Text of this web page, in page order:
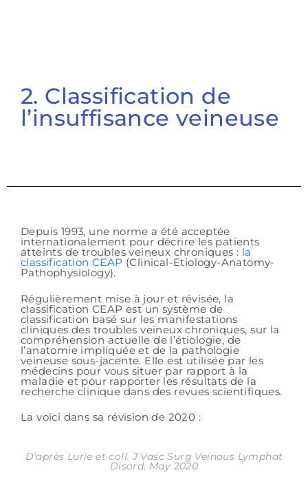
2. Classification de
l’insuffisance veineuse
Depuis 1993, une norme a été acceptée
internationalement pour décrire les patients
atteints de troubles veineux chroniques : la
classification CEAP (Clinical-Etiology-Anatomy-
Pathophysiology).
Régulièrement mise à jour et révisée, la
classification CEAP est un système de
classification basé sur les manifestations
cliniques des troubles veineux chroniques, sur la
compréhension actuelle de l’étiologie, de
l’anatomie impliquée et de la pathologie
veineuse sous-jacente. Elle est utilisée par les
médecins pour vous situer par rapport à la
maladie et pour rapporter les résultats de la
recherche clinique dans des revues scientifiques.
La voici dans sa révision de 2020 :
D'après Lurie et coll. J Vasc Surg Veinous Lymphat
Disord, May 2020